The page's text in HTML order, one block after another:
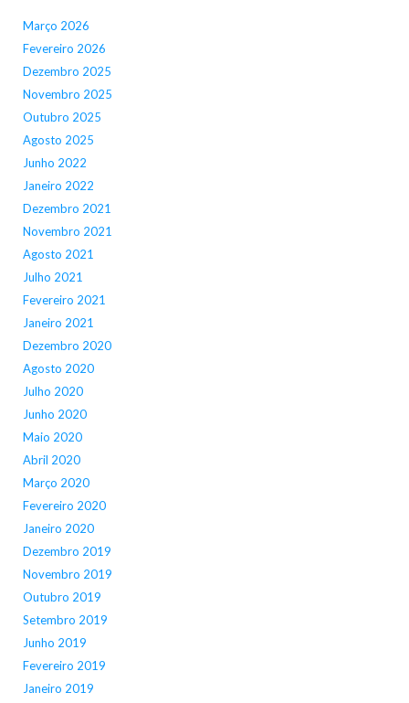
Março 2026
Fevereiro 2026
Dezembro 2025
Novembro 2025
Outubro 2025
Agosto 2025
Junho 2022
Janeiro 2022
Dezembro 2021
Novembro 2021
Agosto 2021
Julho 2021
Fevereiro 2021
Janeiro 2021
Dezembro 2020
Agosto 2020
Julho 2020
Junho 2020
Maio 2020
Abril 2020
Março 2020
Fevereiro 2020
Janeiro 2020
Dezembro 2019
Novembro 2019
Outubro 2019
Setembro 2019
Junho 2019
Fevereiro 2019
Janeiro 2019